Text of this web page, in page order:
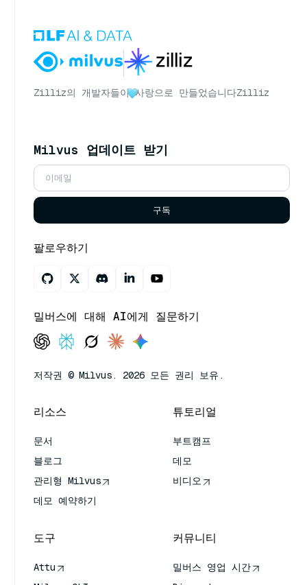
Zilliz의 개발자들이 사랑으로 만들었습니다Zilliz
Milvus 업데이트 받기
구독
팔로우하기
밀버스에 대해 AI에게 질문하기
저작권 © Milvus. 2026 모든 권리 보유.
리소스
문서
블로그
관리형 Milvus
데모 예약하기
튜토리얼
부트캠프
데모
비디오
도구
Attu
커뮤니티
밀버스 영업 시간